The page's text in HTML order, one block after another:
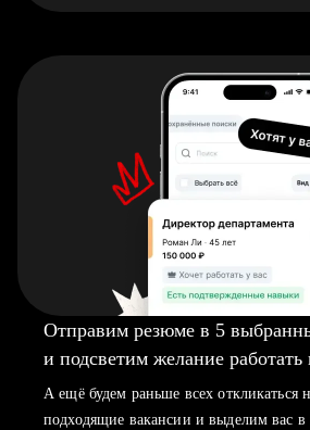
Отправим резюме в 5
и подсветим желание
А ещё будем раньше всех откликаться
подходящие вакансии и выделим вас в